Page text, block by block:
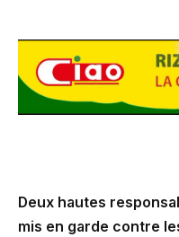
Deux hautes
mis en garde contre